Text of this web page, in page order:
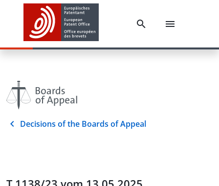
Decisions of the Boards of Appeal